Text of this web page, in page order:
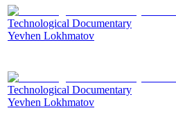
Technological Documentary
Yevhen Lokhmatov
Technological Documentary
Yevhen Lokhmatov